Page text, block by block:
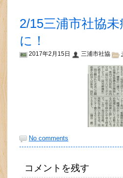
2/15三浦市社協
に！
2017年2月15日 三浦市社協
No comments
コメントを残す